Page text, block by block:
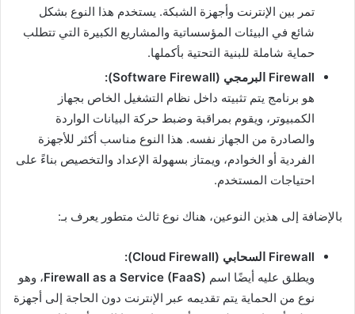
تمر بين الإنترنت وأجهزة الشبكة. يستخدم هذا النوع بشكل
شائع في البيئات المؤسساتية والمشاريع الكبيرة التي تتطلب
حماية شاملة للبنية التحتية بأكملها.
Firewall البرمجي (Software Firewall):
هو برنامج يتم تثبيته داخل نظام التشغيل الخاص بجهاز
الكمبيوتر، ويقوم بمراقبة وضبط حركة البيانات الواردة
والصادرة من الجهاز نفسه. هذا النوع مناسب أكثر للأجهزة
الفردية أو الخوادم، ويمتاز بسهولة الإعداد والتخصيص بناءً على
احتياجات المستخدم.
بالإضافة إلى هذين النوعين، هناك نوع ثالث متطور يعرف بـ:
Firewall السحابي (Cloud Firewall):
ويطلق عليه أيضًا اسم Firewall as a Service (FaaS)، وهو
نوع من الحماية يتم تقديمه عبر الإنترنت دون الحاجة إلى أجهزة